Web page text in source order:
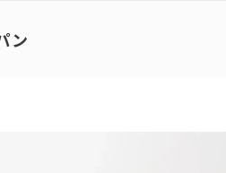
ン